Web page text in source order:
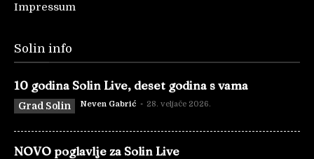
Impressum
Solin info
10 godina Solin Live, deset godina s vama
Grad Solin Neven Gabrić - 28. veljače 2026.
NOVO poglavlje za Solin Live